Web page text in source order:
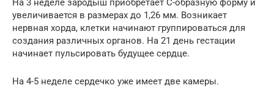
На 3 неделе зародыш приобретает С-образную форму и
увеличивается в размерах до 1,26 мм. Возникает
нервная хорда, клетки начинают группироваться для
создания различных органов. На 21 день гестации
начинает пульсировать будущее сердце.
На 4-5 неделе сердечко уже имеет две камеры.